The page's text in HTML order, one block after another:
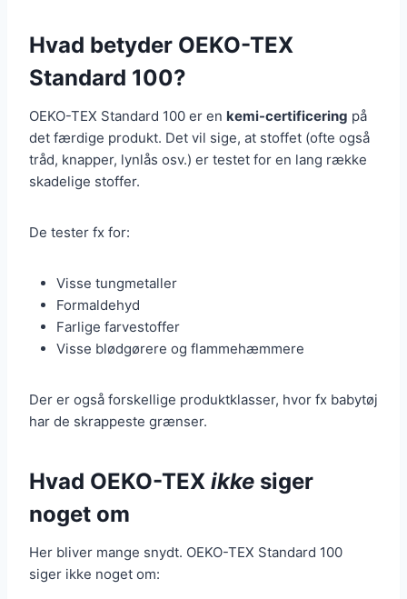
Hvad betyder OEKO-TEX
Standard 100?
OEKO-TEX Standard 100 er en kemi-certificering på
det færdige produkt. Det vil sige, at stoffet (ofte også
tråd, knapper, lynlås osv.) er testet for en lang række
skadelige stoffer.
De tester fx for:
Visse tungmetaller
Formaldehyd
Farlige farvestoffer
Visse blødgørere og flammehæmmere
Der er også forskellige produktklasser, hvor fx babytøj
har de skrappeste grænser.
Hvad OEKO-TEX ikke siger
noget om
Her bliver mange snydt. OEKO-TEX Standard 100
siger ikke noget om: